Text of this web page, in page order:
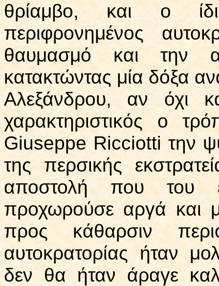
θρίαμβο, και ο
περιφρονημένος
θαυμασμό και την
κατακτώντας μία δόξα
Αλεξάνδρου, αν όχι
χαρακτηριστικός ο
Giuseppe Ricciotti την
της περσικής
αποστολή που του
προχωρούσε αργά και
προς κάθαρσιν
αυτοκρατορίας ήταν
δεν θα ήταν άραγε